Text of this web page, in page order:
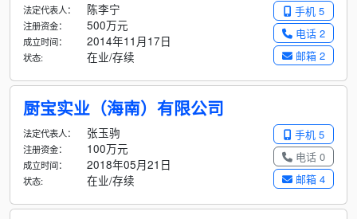
手机 5
电话 2
邮箱 2
法定代表人： 陈李宁
注册资金： 500万元
成立时间： 2014年11月17日
状态: 在业/存续
厨宝实业（海南）有限公司
手机 5
电话 0
邮箱 4
法定代表人： 张玉驹
注册资金： 100万元
成立时间： 2018年05月21日
状态: 在业/存续